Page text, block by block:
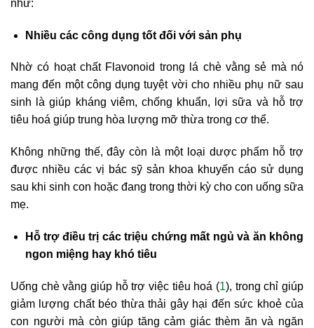
như:
Nhiều các công dụng tốt đối với sản phụ
Nhờ có hoạt chất Flavonoid trong lá chè vằng sẻ mà nó
mang đến một công dụng tuyệt vời cho nhiều phụ nữ sau
sinh là giúp kháng viêm, chống khuẩn, lợi sữa và hỗ trợ
tiêu hoá giúp trung hòa lượng mỡ thừa trong cơ thể.
Không những thế, đây còn là một loại dược phẩm hỗ trợ
được nhiều các vị bác sỹ sản khoa khuyến cáo sử dụng
sau khi sinh con hoặc đang trong thời kỳ cho con uống sữa
mẹ.
Hỗ trợ điều trị các triệu chứng mất ngủ và ăn không
ngon miệng hay khó tiêu
Uống chè vằng giúp hỗ trợ việc tiêu hoá (1), trong chỉ giúp
giảm lượng chất béo thừa thải gây hại đến sức khoẻ của
con người mà còn giúp tăng cảm giác thèm ăn và ngăn